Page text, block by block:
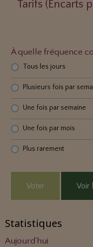
Tarifs (Encarts
À quelle fréquence
Tous les jours
Plusieurs fois par
Une fois par semaine
Une fois par mois
Plus rarement
Voter Voir
Statistiques
Aujourd'hui